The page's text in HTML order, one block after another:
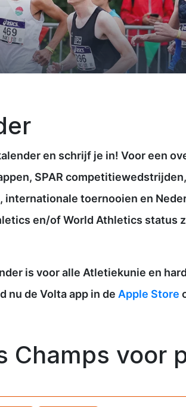
en schrijf je in! Voor een
SPAR
internationale toernooien en
en/of World Athletics status
is voor alle Atletiekunie en
nu de Volta app in de Apple Store
Champs voor